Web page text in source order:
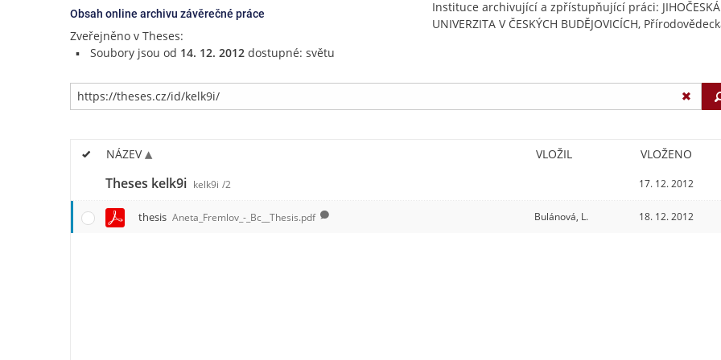
Obsah online archivu závěrečné práce
Zveřejněno v Theses:
Soubory jsou od 14. 12. 2012dostupné: světu
Instituce archivující a zpřístupňující práci: JIHOČESKÁ
UNIVERZITA V ČESKÝCH BUDĚJOVICÍCH,
NÁZEV VLOŽIL VLOŽENO
Theses kelk9i kelk9i /2 17. 12. 2012
thesis Aneta_Fremlov_-_Bc__Thesis.pdf Bulánová, L. 18. 12. 2012